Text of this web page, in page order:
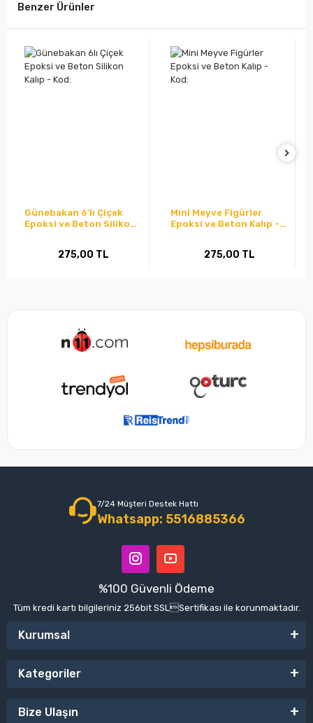
Benzer Ürünler
Günebakan 6'lı Çiçek
Epoksi ve Beton Silikon
275,00 TL
Mini Meyve Figürler
Epoksi ve Beton Kalıp -
275,00 TL
7/24 Müşteri Destek Hattı
Whatsapp: 5516885366
%100 Güvenli Ödeme
Tüm kredi kartı bilgileriniz 256bit SSLSertifikası ile korunmaktadır.
Kurumsal
Kategoriler
Bize Ulaşın